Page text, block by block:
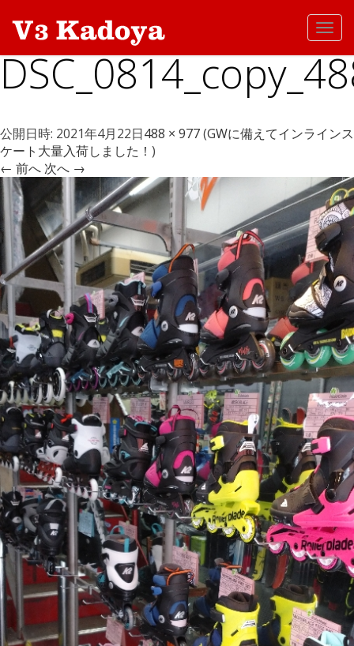
公開日時: 2021年4月22日488 × 977(GWに備えてインラインス
ケート大量入荷しました！ )
← 前へ 次へ →